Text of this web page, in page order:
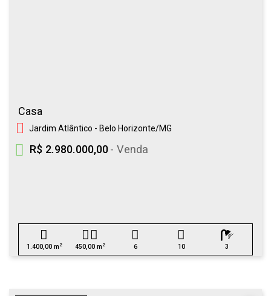
Casa
Jardim Atlântico - Belo Horizonte/MG
R$ 2.980.000,00- Venda
1.400,00 m 2 450,00 m 2 6 10 3